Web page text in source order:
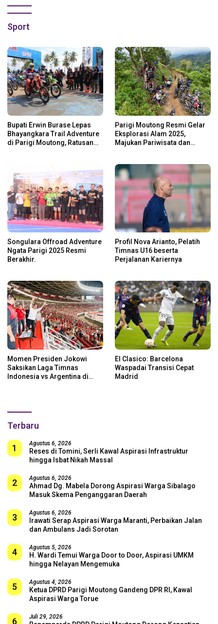
Sport
Bupati Erwin Burase Lepas
Bhayangkara Trail Adventure
di Parigi Moutong, Ratusan
Parigi Moutong Resmi Gelar
Eksplorasi Alam 2025,
Majukan Pariwisata dan
Songulara Offroad Adventure
Ngata Parigi 2025 Resmi
Berakhir.
Profil Nova Arianto, Pelatih
Timnas U16 beserta
Perjalanan Kariernya
Momen Presiden Jokowi
Saksikan Laga Timnas
Indonesia vs Argentina di
El Clasico: Barcelona
Waspadai Transisi Cepat
Madrid
Terbaru
1 Agustus 6, 2026
Reses di Tomini, Serli Kawal Aspirasi Infrastruktur
hingga Isbat Nikah Massal
2 Agustus 6, 2026
Ahmad Dg. Mabela Dorong Aspirasi Warga Sibalago
Masuk Skema Penganggaran Daerah
3 Agustus 6, 2026
Irawati Serap Aspirasi Warga Maranti, Perbaikan Jalan
dan Ambulans Jadi Sorotan
4 Agustus 5, 2026
H. Wardi Temui Warga Door to Door, Aspirasi UMKM
hingga Nelayan Mengemuka
5 Agustus 4, 2026
Ketua DPRD Parigi Moutong Gandeng DPR RI, Kawal
Aspirasi Warga Torue
6 Juli 29, 2026